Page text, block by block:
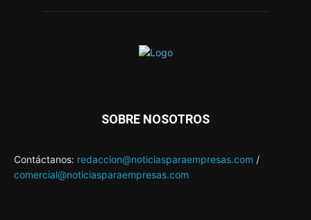
SOBRE NOSOTROS
Contáctanos: redaccion@noticiasparaempresas.com /
comercial@noticiasparaempresas.com